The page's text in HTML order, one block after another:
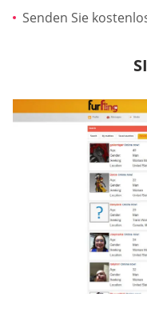
Senden Sie